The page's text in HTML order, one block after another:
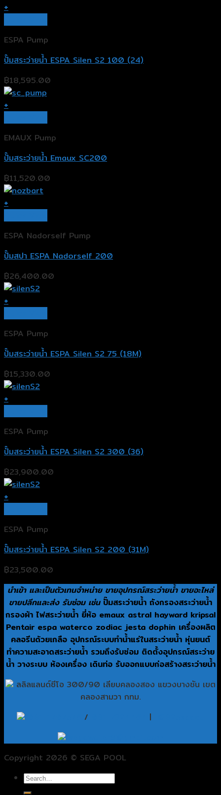
+
ESPA Pump
ปั๊มสระว่ายน้ำ ESPA Silen S2 100 (24)
฿18,595.00
+
EMAUX Pump
ปั๊มสระว่ายน้ำ Emaux SC200
฿11,520.00
+
ESPA Nadorself Pump
ปั๊มสปา ESPA Nadorself 200
฿26,400.00
+
ESPA Pump
ปั๊มสระว่ายน้ำ ESPA Silen S2 75 (18M)
฿15,330.00
+
ESPA Pump
ปั๊มสระว่ายน้ำ ESPA Silen S2 300 (36)
฿23,900.00
+
ESPA Pump
ปั๊มสระว่ายน้ำ ESPA Silen S2 200 (31M)
฿23,500.00
นำเข้า และเป็นตัวเทนจำหน่าย ขายอุปกรณ์สระว่ายน้ำ ขายอะไหล่
ขายปลีกและส่ง รับซ่อม เช่น ปั๊มสระว่ายน้ำ ถังกรองสระว่ายน้ำ
กรองผ้า ไฟสระว่ายน้ำ ยี่ห้อ emaux astral hayward kripsal
Pentair espa waterco zodiac jesta dophin เครื่องผลิต
คลอรีนด้วยเกลือ อุปกรณ์ระบบทำน้ำแร่ในสระว่ายน้ำ หุ่นยนต์
ทำความสะอาดสระว่ายน้ำ รวมถึงรับซ่อม ติดตั้งอุปกรณ์สระว่าย
น้ำ วางระบบ ห้องเครื่อง เดินท่อ รับออกแบบก่อสร้างสระว่ายน้ำ
ลลิลแลนด์ซีโอ 300/90 เลียบคลองสอง แขวงบางชัน เขต
คลองสามวา กทม.
/ |
Copyright 2026 © SEGA POOL